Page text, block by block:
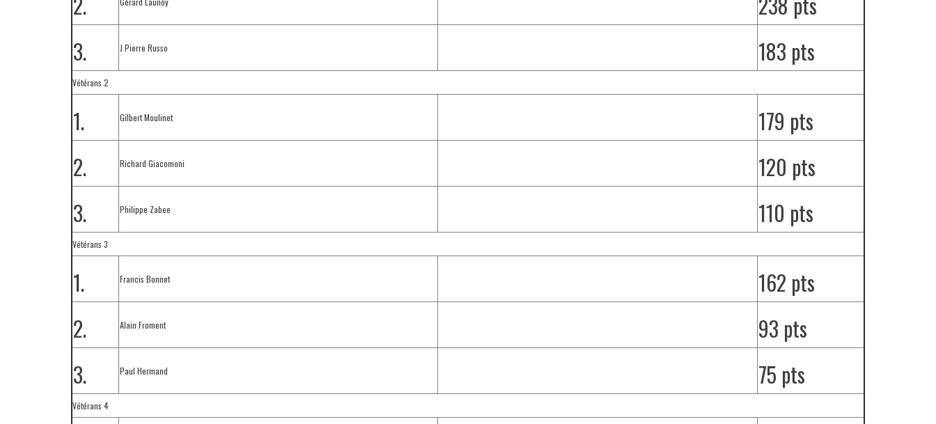
3.
J Pierre Russo 183 pts
Vétérans 2
1. Gilbert Moulinet
179 pts
2.
Richard Giacomoni
120 pts
3.
Philippe Zabee 110 pts
Vétérans 3
1. Francis Bonnet
162 pts
2.
Alain Froment
93 pts
3.
Paul Hermand 75 pts
Vétérans 4